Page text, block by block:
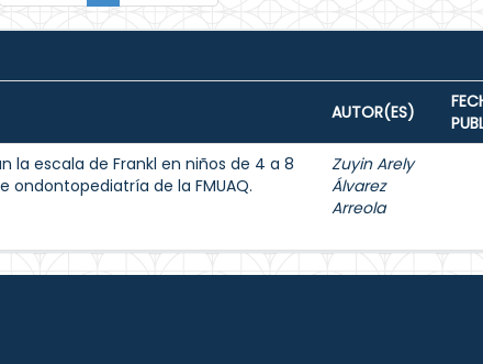
AUTOR(ES)
la escala de Frankl en niños de 4 a 8
ondontopediatría de la FMUAQ.
Zuyin Arely
Álvarez
Arreola